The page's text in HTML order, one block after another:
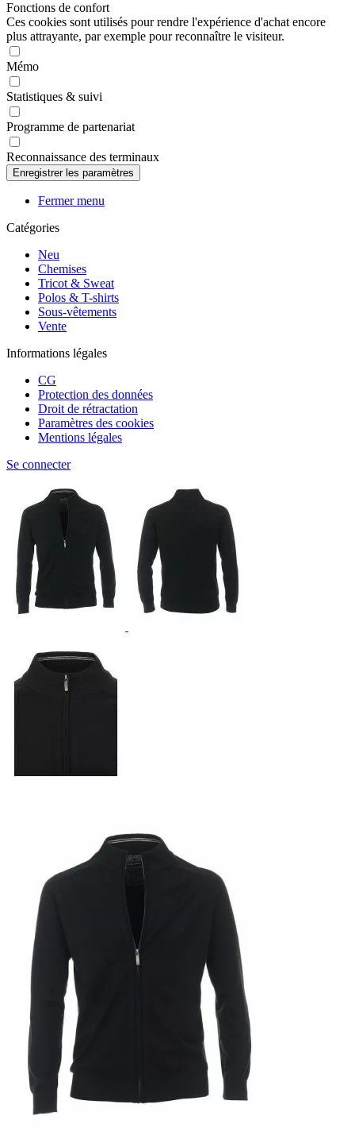
Fonctions de confort
Ces cookies sont utilisés pour rendre l'expérience d'achat encore
plus attrayante, par exemple pour reconnaître le visiteur.
Mémo
Statistiques & suivi
Programme de partenariat
Reconnaissance des terminaux
Fermer menu
Catégories
Neu
Chemises
Tricot & Sweat
Polos & T-shirts
Sous-vêtements
Vente
Informations légales
CG
Protection des données
Droit de rétractation
Paramètres des cookies
Mentions légales
Se connecter